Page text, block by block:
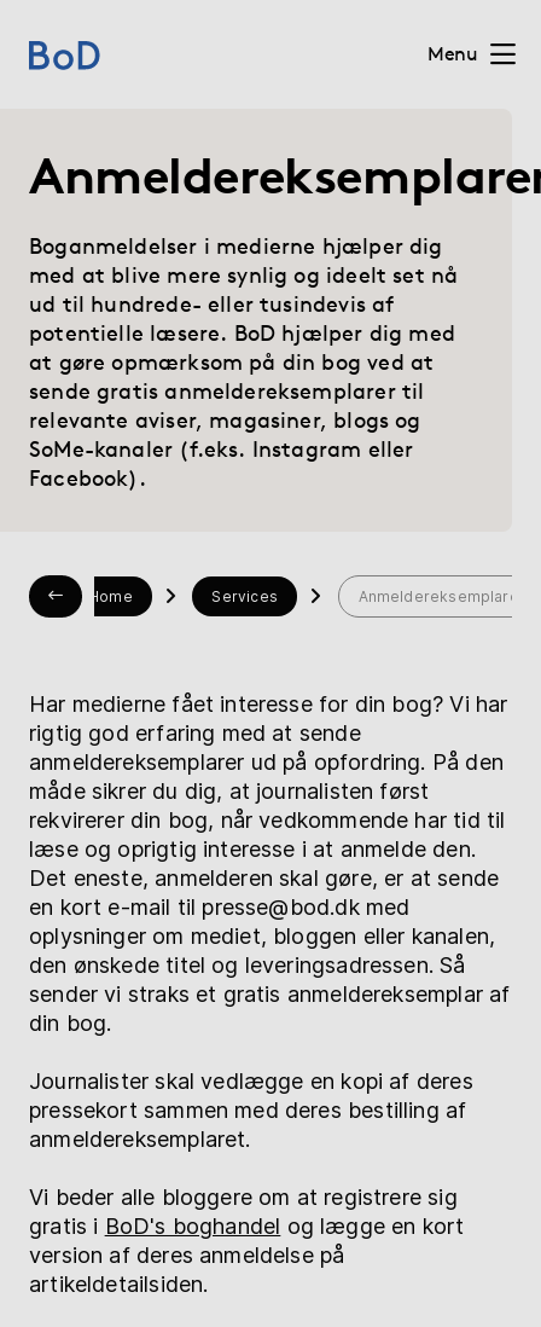
Menu
Services
Om BoD
Forlag
Blog
myBoD Nyt bogprojekt
Boganmeldelser i medierne hjælper dig
med at blive mere synlig og ideelt set nå
ud til hundrede- eller tusindevis af
potentielle læsere. BoD hjælper dig med
at gøre opmærksom på din bog ved at
sende gratis anmeldereksemplarer til
relevante aviser, magasiner, blogs og
SoMe-kanaler (f.eks. Instagram eller
Facebook).
Home Services Anmeldereksemplarer
Har medierne fået interesse for din bog? Vi har
rigtig god erfaring med at sende
anmeldereksemplarer ud på opfordring. På den
måde sikrer du dig, at journalisten først
rekvirerer din bog, når vedkommende har tid til
læse og oprigtig interesse i at anmelde den.
Det eneste, anmelderen skal gøre, er at sende
en kort e-mail til presse@bod.dk med
oplysninger om mediet, bloggen eller kanalen,
den ønskede titel og leveringsadressen. Så
sender vi straks et gratis anmeldereksemplar af
din bog.
Journalister skal vedlægge en kopi af deres
pressekort sammen med deres bestilling af
anmeldereksemplaret.
Vi beder alle bloggere om at registrere sig
gratis i BoD's boghandel og lægge en kort
version af deres anmeldelse på
artikeldetailsiden.